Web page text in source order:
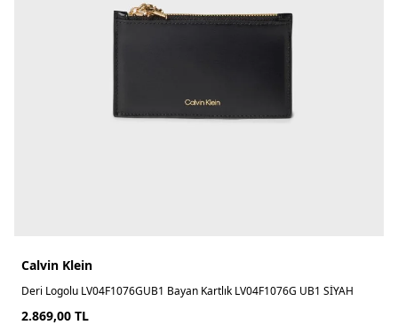
Calvin Klein
Deri Logolu LV04F1076GUB1 Bayan Kartlık LV04F1076G UB1 SİYAH
2.869,00 TL